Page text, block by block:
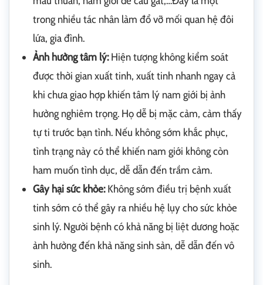
trong nhiều tác nhân làm đổ vỡ mối quan hệ đôi
lứa, gia đình.
Ảnh hưởng tâm lý:Hiện tượng không kiểm soát
được thời gian xuất tinh, xuất tinh nhanh ngay cả
khi chưa giao hợp khiến tâm lý nam giới bị ảnh
hưởng nghiêm trọng. Họ dễ bị mặc cảm, cảm thấy
tự ti trước bạn tình. Nếu không sớm khắc phục,
tình trạng này có thể khiến nam giới không còn
ham muốn tình dục, dễ dẫn đến trầm cảm.
Gây hại sức khỏe:Không sớm điều trị bệnh xuất
tinh sớm có thể gây ra nhiều hệ lụy cho sức khỏe
sinh lý. Người bệnh có khả năng bị liệt dương hoặc
ảnh hưởng đến khả năng sinh sản, dễ dẫn đến vô
sinh.